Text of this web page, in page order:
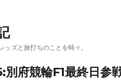
ッズと旅打ちのことを時々。
府競輪F1最終日参